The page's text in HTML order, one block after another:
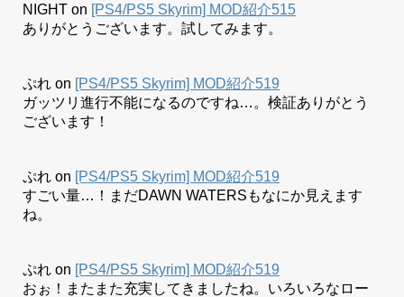
NIGHT on [PS4/PS5 Skyrim] MOD紹介515
ありがとうございます。試してみます。
ぷれ on [PS4/PS5 Skyrim] MOD紹介519
ガッツリ進行不能になるのですね…。検証ありがとう
ございます！
ぷれ on [PS4/PS5 Skyrim] MOD紹介519
すごい量…！まだDAWN WATERSもなにか見えます
ね。
ぷれ on [PS4/PS5 Skyrim] MOD紹介519
おぉ！またまた充実してきましたね。いろいろなロー